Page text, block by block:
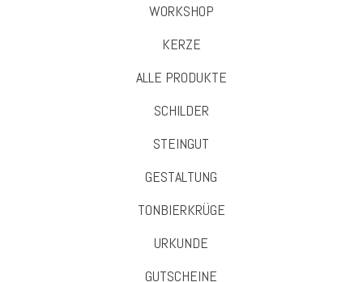
WORKSHOP
KERZE
ALLE PRODUKTE
SCHILDER
STEINGUT
GESTALTUNG
TONBIERKRÜGE
URKUNDE
GUTSCHEINE